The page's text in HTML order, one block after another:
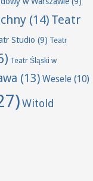
(14) Teatr
Studio (9) Teatr
Teatr Śląski w
(13) Wesele (10)
Witold